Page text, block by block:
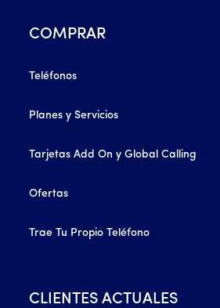
COMPRAR
Teléfonos
Planes y Servicios
Tarjetas Add On y Global Calling
Ofertas
Trae Tu Propio Teléfono
CLIENTES ACTUALES